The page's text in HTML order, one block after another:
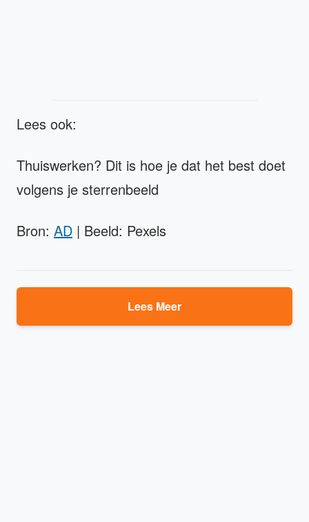
Lees ook:
Thuiswerken? Dit is hoe je dat het best doet
volgens je sterrenbeeld
Bron: AD | Beeld: Pexels
Lees Meer